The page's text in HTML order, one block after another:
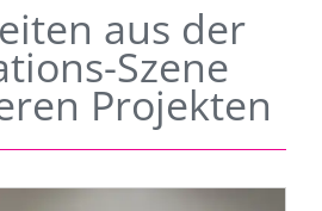
aus der
Szene
Projekten